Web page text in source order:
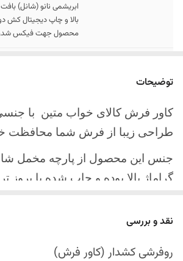
ابریشمی نانو (شانل) بافت
بالا و چاپ دیجیتال کش
محصول جهت فیکس
ارسال کالا
آینده
توضیحات
کاور فرش کالای خواب متین با
طراحی زیبا از فرش شما محافظت
جنس این محصول از پارچه مخمل
گراماژ بالا بوده و چاپ شده با بروز
چهار گوشه این محصول با کش
نقد و بررسی
روفرشی کشدار (کاور فرش)